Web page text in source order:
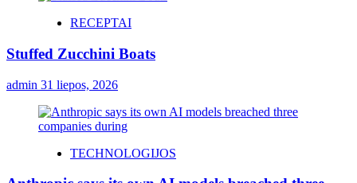
RECEPTAI
Stuffed Zucchini Boats
admin 31 liepos, 2026
TECHNOLOGIJOS